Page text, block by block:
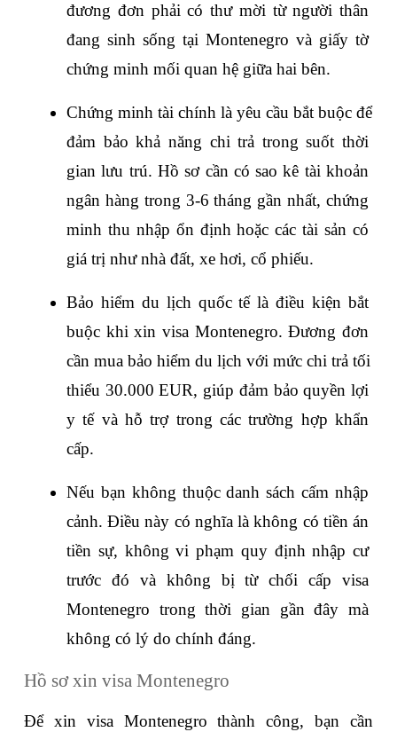
đương đơn phải có thư mời từ người thân
đang sinh sống tại Montenegro và giấy tờ
chứng minh mối quan hệ giữa hai bên.
Chứng minh tài chính là yêu cầu bắt buộc để
đảm bảo khả năng chi trả trong suốt thời
gian lưu trú. Hồ sơ cần có sao kê tài khoản
ngân hàng trong 3-6 tháng gần nhất, chứng
minh thu nhập ổn định hoặc các tài sản có
giá trị như nhà đất, xe hơi, cổ phiếu.
Bảo hiểm du lịch quốc tế là điều kiện bắt
buộc khi xin visa Montenegro. Đương đơn
cần mua bảo hiểm du lịch với mức chi trả tối
thiểu 30.000 EUR, giúp đảm bảo quyền lợi
y tế và hỗ trợ trong các trường hợp khẩn
cấp.
Nếu bạn không thuộc danh sách cấm nhập
cảnh. Điều này có nghĩa là không có tiền án
tiền sự, không vi phạm quy định nhập cư
trước đó và không bị từ chối cấp visa
Montenegro trong thời gian gần đây mà
không có lý do chính đáng.
Hồ sơ xin visa Montenegro
Để xin visa Montenegro thành công, bạn cần